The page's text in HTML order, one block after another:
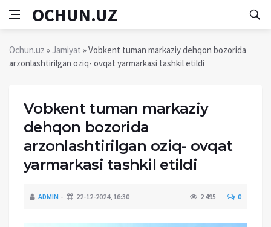
OCHUN.UZ
Ochun.uz » Jamiyat » Vobkent tuman markaziy dehqon bozorida
arzonlashtirilgan oziq- ovqat yarmarkasi tashkil etildi
Vobkent tuman markaziy
dehqon bozorida
arzonlashtirilgan oziq- ovqat
yarmarkasi tashkil etildi
ADMIN 22-12-2024, 16:30 2 495 0